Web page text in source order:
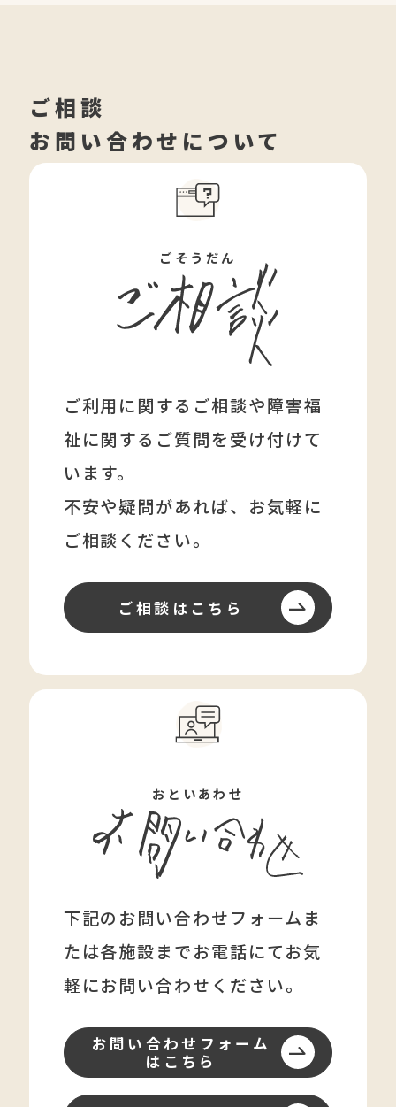
ご相談
お問い合わせについて
ごそうだん
ご利用に関するご相談や障害福
祉に関する ご質問を受け付けて
います。
不安や疑問があれば、 お気軽に
ご相談ください。
ご相談はこちら
おといあわせ
下記のお問い合わせフォームま
たは各施設までお電話にてお気
軽にお問い合わせください。
お問い合わせフォーム
はこちら